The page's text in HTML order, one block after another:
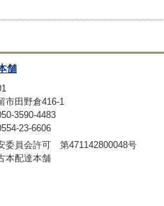
舗
市田野倉416-1
3590-4483
23-6606
委員会許可 第471142800048号
配達本舗